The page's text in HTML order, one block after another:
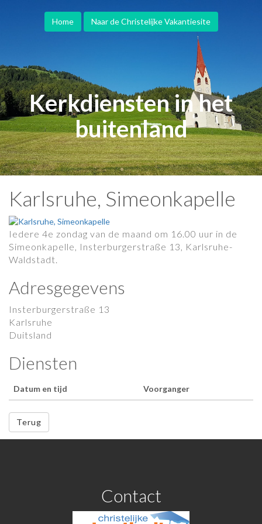
Home Naar de Christelijke Vakantiesite
Kerkdiensten in het
buitenland
Karlsruhe, Simeonkapelle
Iedere 4e zondag van de maand om 16.00 uur in de
Simeonkapelle, Insterburgerstraße 13, Karlsruhe-
Waldstadt.
Adresgegevens
Insterburgerstraße 13
Karlsruhe
Duitsland
Diensten
Datum en tijd Voorganger
Terug
Contact